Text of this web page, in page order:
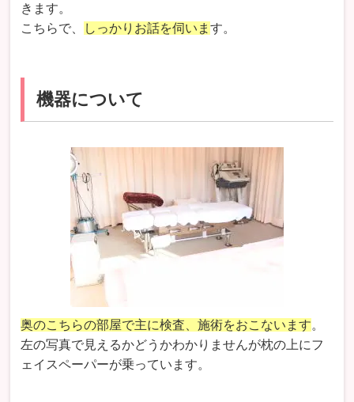
きます。
こちらで、
しっかりお話を伺います。
機器について
奥のこちらの部屋で主に検査、施術をおこないます。
左の写真で見えるかどうかわかりませんが枕の上にフ
ェイスペーパーが乗っています。